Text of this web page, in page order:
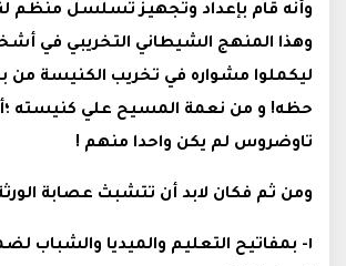
وأنه قام بإعداد وتجهيز تسلسل منظم
وهذا المنهج الشيطاني التخريبي في
ليكملوا مشواره في تخريب الكنيسة من
حظه! و من نعمة المسيح علي كنيسته ؛أن
تاوضروس لم يكن واحدا منهم !
ومن ثم فكان لابد أن تتشبث عصابة الورثة
١- بمفاتيح التعليم والميديا والشباب